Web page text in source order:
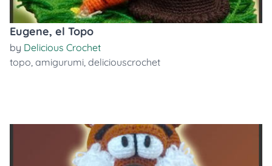
Eugene, el Topo
by Delicious Crochet
topo, amigurumi, deliciouscrochet